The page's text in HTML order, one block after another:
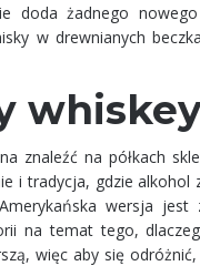
doda żadnego
w drewnianych
znaleźć na półkach
i tradycja, gdzie
wersja jest
na temat tego,
więc aby się